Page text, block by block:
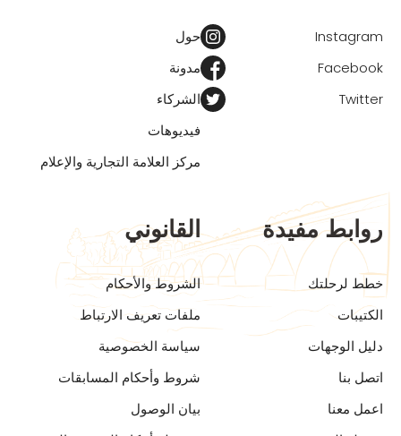
Instagram
Facebook
Twitter
حول
مدونة
الشركاء
فيديوهات
مركز العلامة التجارية والإعلام
روابط مفيدة
خطط لرحلتك
الكتيبات
دليل الوجهات
اتصل بنا
اعمل معنا
القانوني
الشروط والأحكام
ملفات تعريف الارتباط
سياسة الخصوصية
شروط وأحكام المسابقات
بيان الوصول